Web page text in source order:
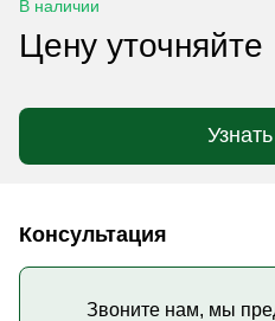
В наличии
Цену уточняйте
Консультация
Звоните нам, мы